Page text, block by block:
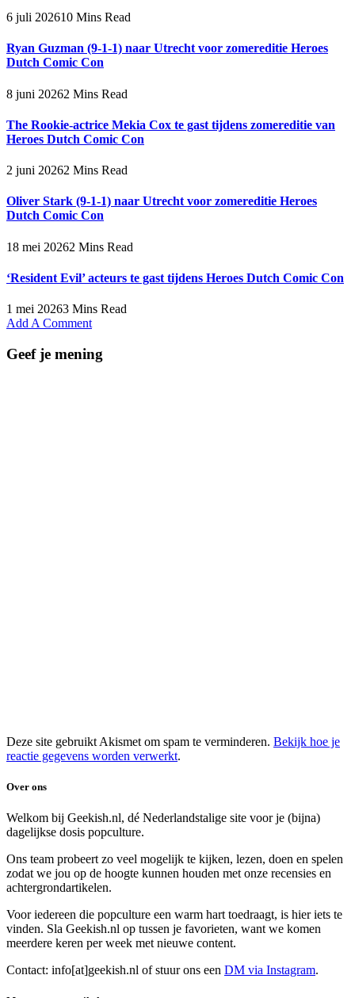
6 juli 202610 Mins Read
Ryan Guzman (9-1-1) naar Utrecht voor zomereditie Heroes
Dutch Comic Con
8 juni 20262 Mins Read
The Rookie-actrice Mekia Cox te gast tijdens zomereditie van
Heroes Dutch Comic Con
2 juni 20262 Mins Read
Oliver Stark (9-1-1) naar Utrecht voor zomereditie Heroes
Dutch Comic Con
18 mei 20262 Mins Read
‘Resident Evil’ acteurs te gast tijdens Heroes Dutch Comic Con
1 mei 20263 Mins Read
Add A Comment
Geef je mening
Deze site gebruikt Akismet om spam te verminderen. Bekijk hoe je
reactie gegevens worden verwerkt.
Over ons
Welkom bij Geekish.nl, dé Nederlandstalige site voor je (bijna)
dagelijkse dosis popculture.
Ons team probeert zo veel mogelijk te kijken, lezen, doen en spelen
zodat we jou op de hoogte kunnen houden met onze recensies en
achtergrondartikelen.
Voor iedereen die popculture een warm hart toedraagt, is hier iets te
vinden. Sla Geekish.nl op tussen je favorieten, want we komen
meerdere keren per week met nieuwe content.
Contact: info[at]geekish.nl of stuur ons een DM via Instagram.